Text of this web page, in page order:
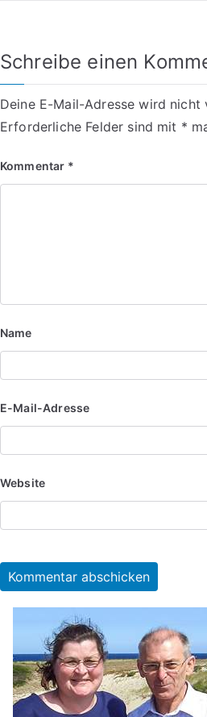
Schreibe einen
Deine E-Mail-Adresse wird
Erforderliche Felder sind mit *
Kommentar *
Name
E-Mail-Adresse
Website